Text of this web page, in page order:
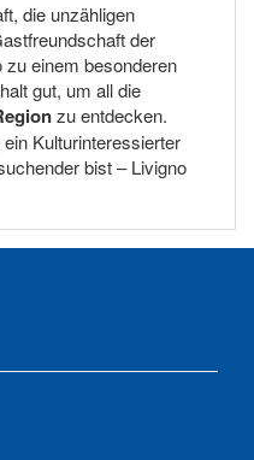
die unzähligen
der
einem besonderen
gut, um all die
zu entdecken.
Kulturinteressierter
bist – Livigno